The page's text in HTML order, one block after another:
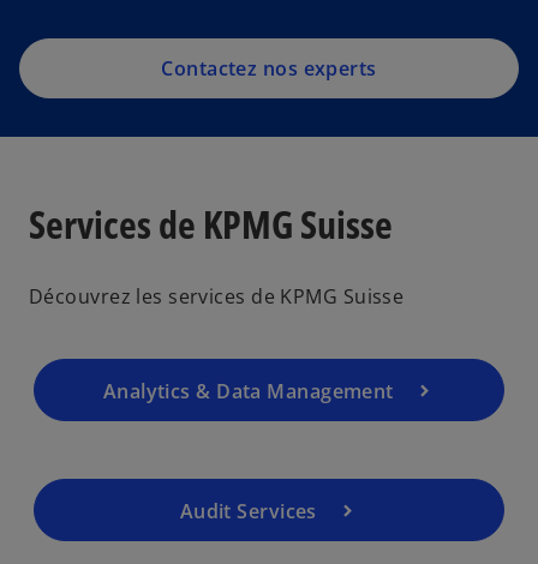
Contactez nos experts
Services de KPMG Suisse
Découvrez les services de KPMG Suisse
Analytics & Data Management
Audit Services